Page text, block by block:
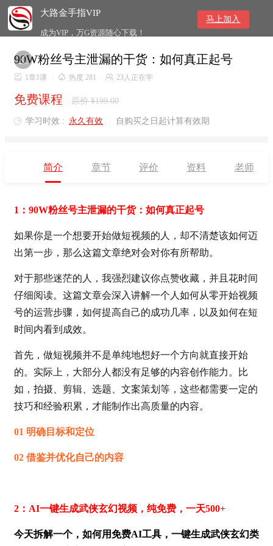
大路金手指VIP
成为VIP，万G资源随心下载！
马上加入

90W粉丝号主泄漏的干货：如何真正起号
 1章1课  热度 281  23人正在学
免费课程 原价 ¥199.00
 学习时效 : 永久有效 自购买之日起计算有效期
简介 章节 评价 资料 老师
1：90W粉丝号主泄漏的干货：如何真正起号
如果你是一个想要开始做短视频的人，却不清楚该如何迈
出第一步，那么这篇文章绝对会对你有所帮助。
对于那些迷茫的人，我强烈建议你点赞收藏，并且花时间
仔细阅读。这篇文章会深入讲解一个人如何从零开始视频
号的运营步骤，如何提高自己的成功几率，以及如何在短
时间内看到成效。
首先，做短视频并不是单纯地想好一个方向就直接开始
的。实际上，大部分人都没有足够的内容创作能力。比
如，拍摄、剪辑、选题、文案策划等，这些都需要一定的
技巧和经验积累，才能制作出高质量的内容。
01 明确目标和定位
02 借鉴并优化自己的内容
2：AI一键生成武侠玄幻视频，纯免费，一天500+
今天拆解一个，如何用免费AI工具，一键生成武侠玄幻类